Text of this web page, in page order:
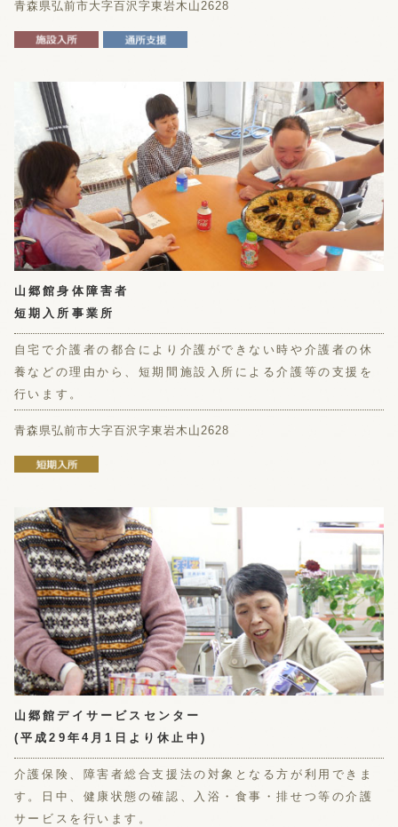
青森県弘前市大字百沢字東岩木山2628
山郷館身体障害者
短期入所事業所
自宅で介護者の都合により介護ができない時や介護者の休
養などの理由から、短期間施設入所による介護等の支援を
行います。
青森県弘前市大字百沢字東岩木山2628
山郷館デイサービスセンター
(平成29年4月1日より休止中)
介護保険、障害者総合支援法の対象となる方が利用できま
す。日中、健康状態の確認、入浴・食事・排せつ等の介護
サービスを行います。